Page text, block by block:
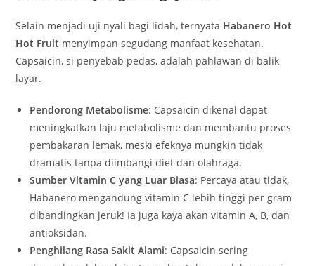
Selain menjadi uji nyali bagi lidah, ternyata Habanero Hot
Hot Fruit menyimpan segudang manfaat kesehatan.
Capsaicin, si penyebab pedas, adalah pahlawan di balik
layar.
Pendorong Metabolisme: Capsaicin dikenal dapat
meningkatkan laju metabolisme dan membantu proses
pembakaran lemak, meski efeknya mungkin tidak
dramatis tanpa diimbangi diet dan olahraga.
Sumber Vitamin C yang Luar Biasa: Percaya atau tidak,
Habanero mengandung vitamin C lebih tinggi per gram
dibandingkan jeruk! Ia juga kaya akan vitamin A, B, dan
antioksidan.
Penghilang Rasa Sakit Alami: Capsaicin sering